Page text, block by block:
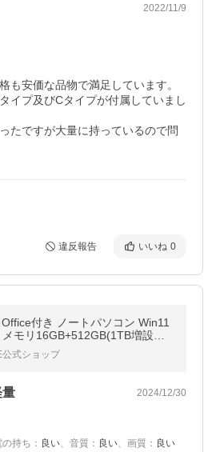
2022/11/9
も安価な品物で満足しています。
イプ及びCタイプが付属していまし
たですが大量に持っているので問
違反報告 いいね 0
付き ノートパソコン Win11
モリ16GB+512GB(1TB増設可)
XPro 冷却ファン ビジネス 大学生
チ プレゼント
公式ショップ
量 2024/12/30
の持ち ： 良い、 音質 ： 良い、 画質 ： 良い